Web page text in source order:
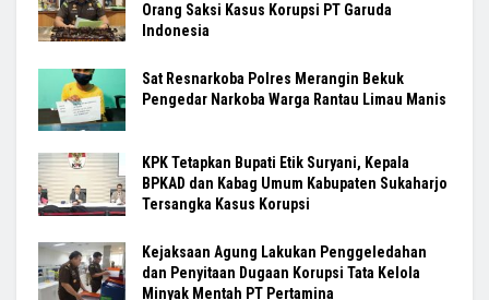
Orang Saksi Kasus Korupsi PT Garuda
Indonesia
Sat Resnarkoba Polres Merangin Bekuk
Pengedar Narkoba Warga Rantau Limau Manis
KPK Tetapkan Bupati Etik Suryani, Kepala
BPKAD dan Kabag Umum Kabupaten Sukaharjo
Tersangka Kasus Korupsi
Kejaksaan Agung Lakukan Penggeledahan
dan Penyitaan Dugaan Korupsi Tata Kelola
Minyak Mentah PT Pertamina